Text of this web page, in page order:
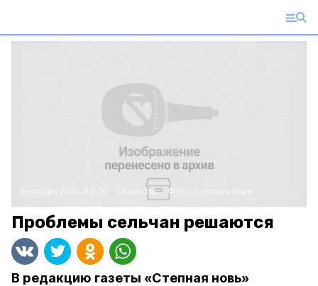
Общество Фото:
Проблемы сельчан решаются
В редакцию газеты «Степная новь»